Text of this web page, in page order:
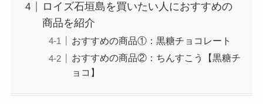
ロイズ石垣島を買いたい人におすすめの
商品を紹介
おすすめの商品①：黒糖チョコレート
おすすめの商品②：ちんすこう【黒糖チ
ョコ】